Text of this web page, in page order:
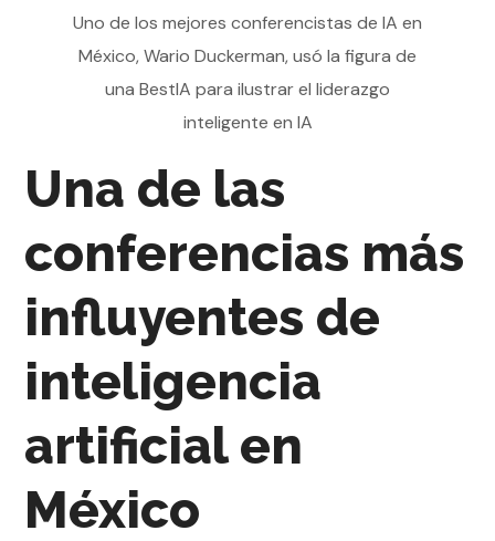
Uno de los mejores conferencistas de IA en
México, Wario Duckerman, usó la figura de
una BestIA para ilustrar el liderazgo
inteligente en IA
Una de las
conferencias más
influyentes de
inteligencia
artificial en
México